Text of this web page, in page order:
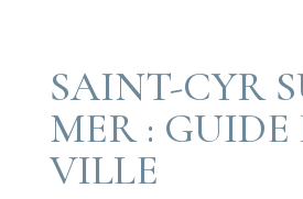
SAINT-CYR
MER : GUIDE
VILLE